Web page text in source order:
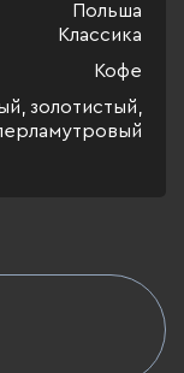
Польша
Классика
Кофе
золотистый,